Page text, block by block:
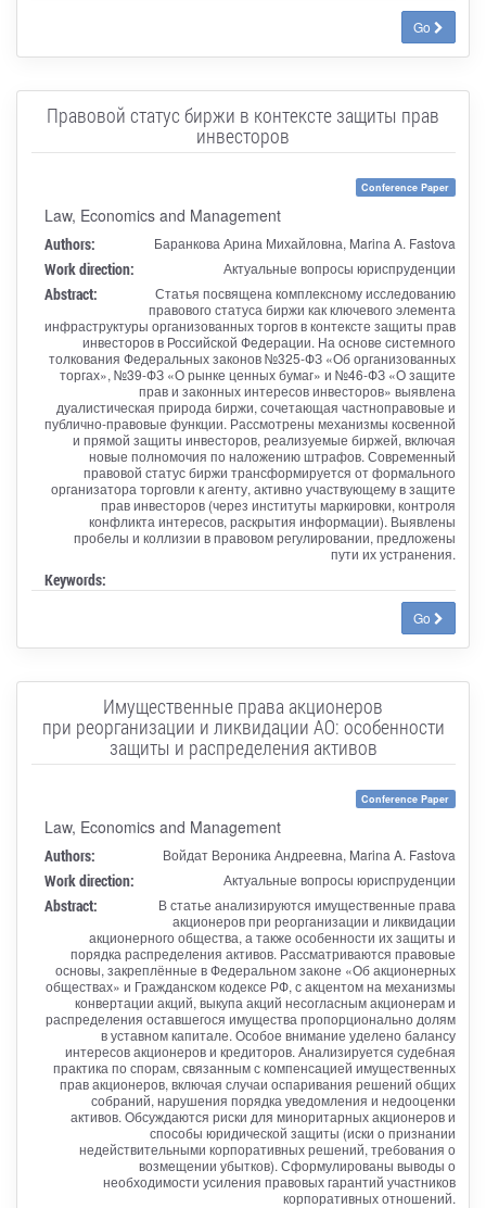
Go
Правовой статус биржи в контексте защиты прав
инвесторов
Conference Paper
Law, Economics and Management
Authors: Баранкова Арина Михайловна, Marina A. Fastova
Work direction: Актуальные вопросы юриспруденции
Abstract:
Статья посвящена комплексному исследованию
правового статуса биржи как ключевого элемента
инфраструктуры организованных торгов в контексте защиты прав
инвесторов в Российской Федерации. На основе системного
толкования Федеральных законов №325-ФЗ «Об организованных
торгах», №39-ФЗ «О рынке ценных бумаг» и №46-ФЗ «О защите
прав и законных интересов инвесторов» выявлена
дуалистическая природа биржи, сочетающая частноправовые и
публично-правовые функции. Рассмотрены механизмы косвенной
и прямой защиты инвесторов, реализуемые биржей, включая
новые полномочия по наложению штрафов. Современный
правовой статус биржи трансформируется от формального
организатора торговли к агенту, активно участвующему в защите
прав инвесторов (через институты маркировки, контроля
конфликта интересов, раскрытия информации). Выявлены
пробелы и коллизии в правовом регулировании, предложены
пути их устранения.
Keywords:
Go
Имущественные права акционеров
при реорганизации и ликвидации АО: особенности
защиты и распределения активов
Conference Paper
Law, Economics and Management
Authors: Войдат Вероника Андреевна, Marina A. Fastova
Work direction: Актуальные вопросы юриспруденции
Abstract:
В статье анализируются имущественные права
акционеров при реорганизации и ликвидации
акционерного общества, а также особенности их защиты и
порядка распределения активов. Рассматриваются правовые
основы, закреплённые в Федеральном законе «Об акционерных
обществах» и Гражданском кодексе РФ, с акцентом на механизмы
конвертации акций, выкупа акций несогласным акционерам и
распределения оставшегося имущества пропорционально долям
в уставном капитале. Особое внимание уделено балансу
интересов акционеров и кредиторов. Анализируется судебная
практика по спорам, связанным с компенсацией имущественных
прав акционеров, включая случаи оспаривания решений общих
собраний, нарушения порядка уведомления и недооценки
активов. Обсуждаются риски для миноритарных акционеров и
способы юридической защиты (иски о признании
недействительными корпоративных решений, требования о
возмещении убытков). Сформулированы выводы о
необходимости усиления правовых гарантий участников
корпоративных отношений.